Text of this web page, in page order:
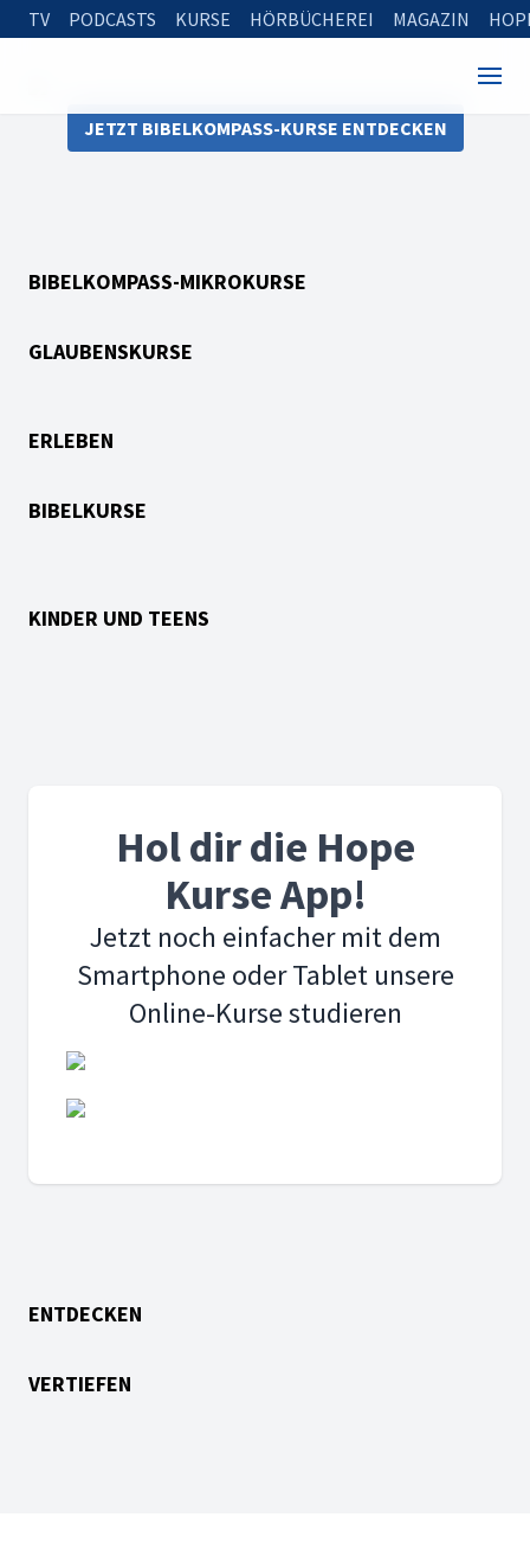
TV PODCASTS KURSE HÖRBÜCHEREI MAGAZIN
JETZT BIBELKOMPASS-KURSE ENTDECKEN
BIBELKOMPASS-MIKROKURSE
GLAUBENSKURSE
ERLEBEN
BIBELKURSE
KINDER UND TEENS
Hol dir die Hope
Kurse App!
Jetzt noch einfacher mit dem
Smartphone oder Tablet unsere
Online-Kurse studieren
ENTDECKEN
VERTIEFEN